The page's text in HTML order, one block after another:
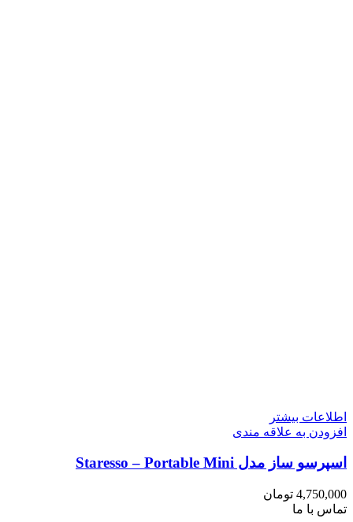
اطلاعات بیشتر
افزودن به علاقه مندی
اسپرسو ساز مدل Staresso – Portable Mini
4,750,000 تومان
تماس با ما